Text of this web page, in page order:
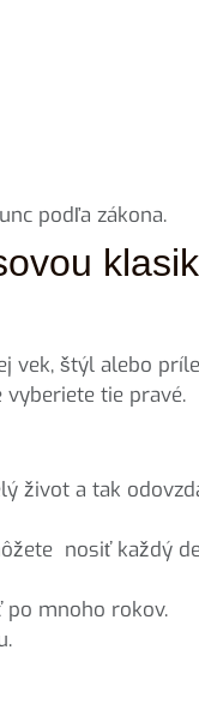
podľa zákona.
vek, štýl alebo
tie pravé.
život a tak
nosiť každý
mnoho rokov.